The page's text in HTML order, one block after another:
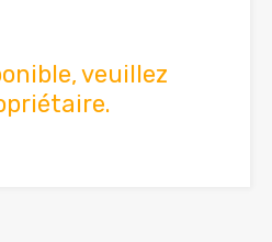
veuillez